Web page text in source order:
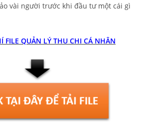
vài người trước khi đầu tư một cái gì
FILE QUẢN LÝ THU CHI CÁ NHÂN